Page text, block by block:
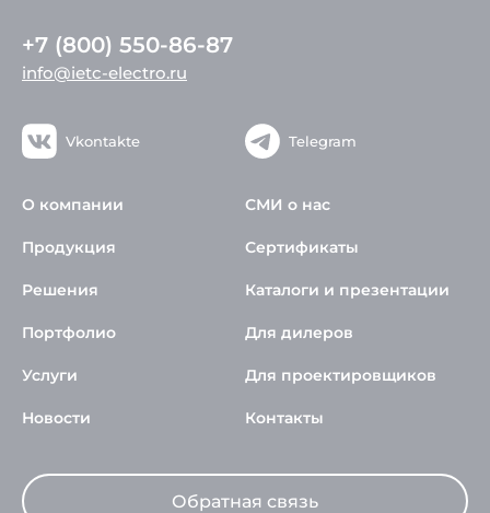
+7 (800) 550-86-87
info@ietc-electro.ru
Vkontakte Telegram
О компании
Продукция
Решения
Портфолио
Услуги
Новости
СМИ о нас
Сертификаты
Каталоги и презентации
Для дилеров
Для проектировщиков
Контакты
Обратная связь